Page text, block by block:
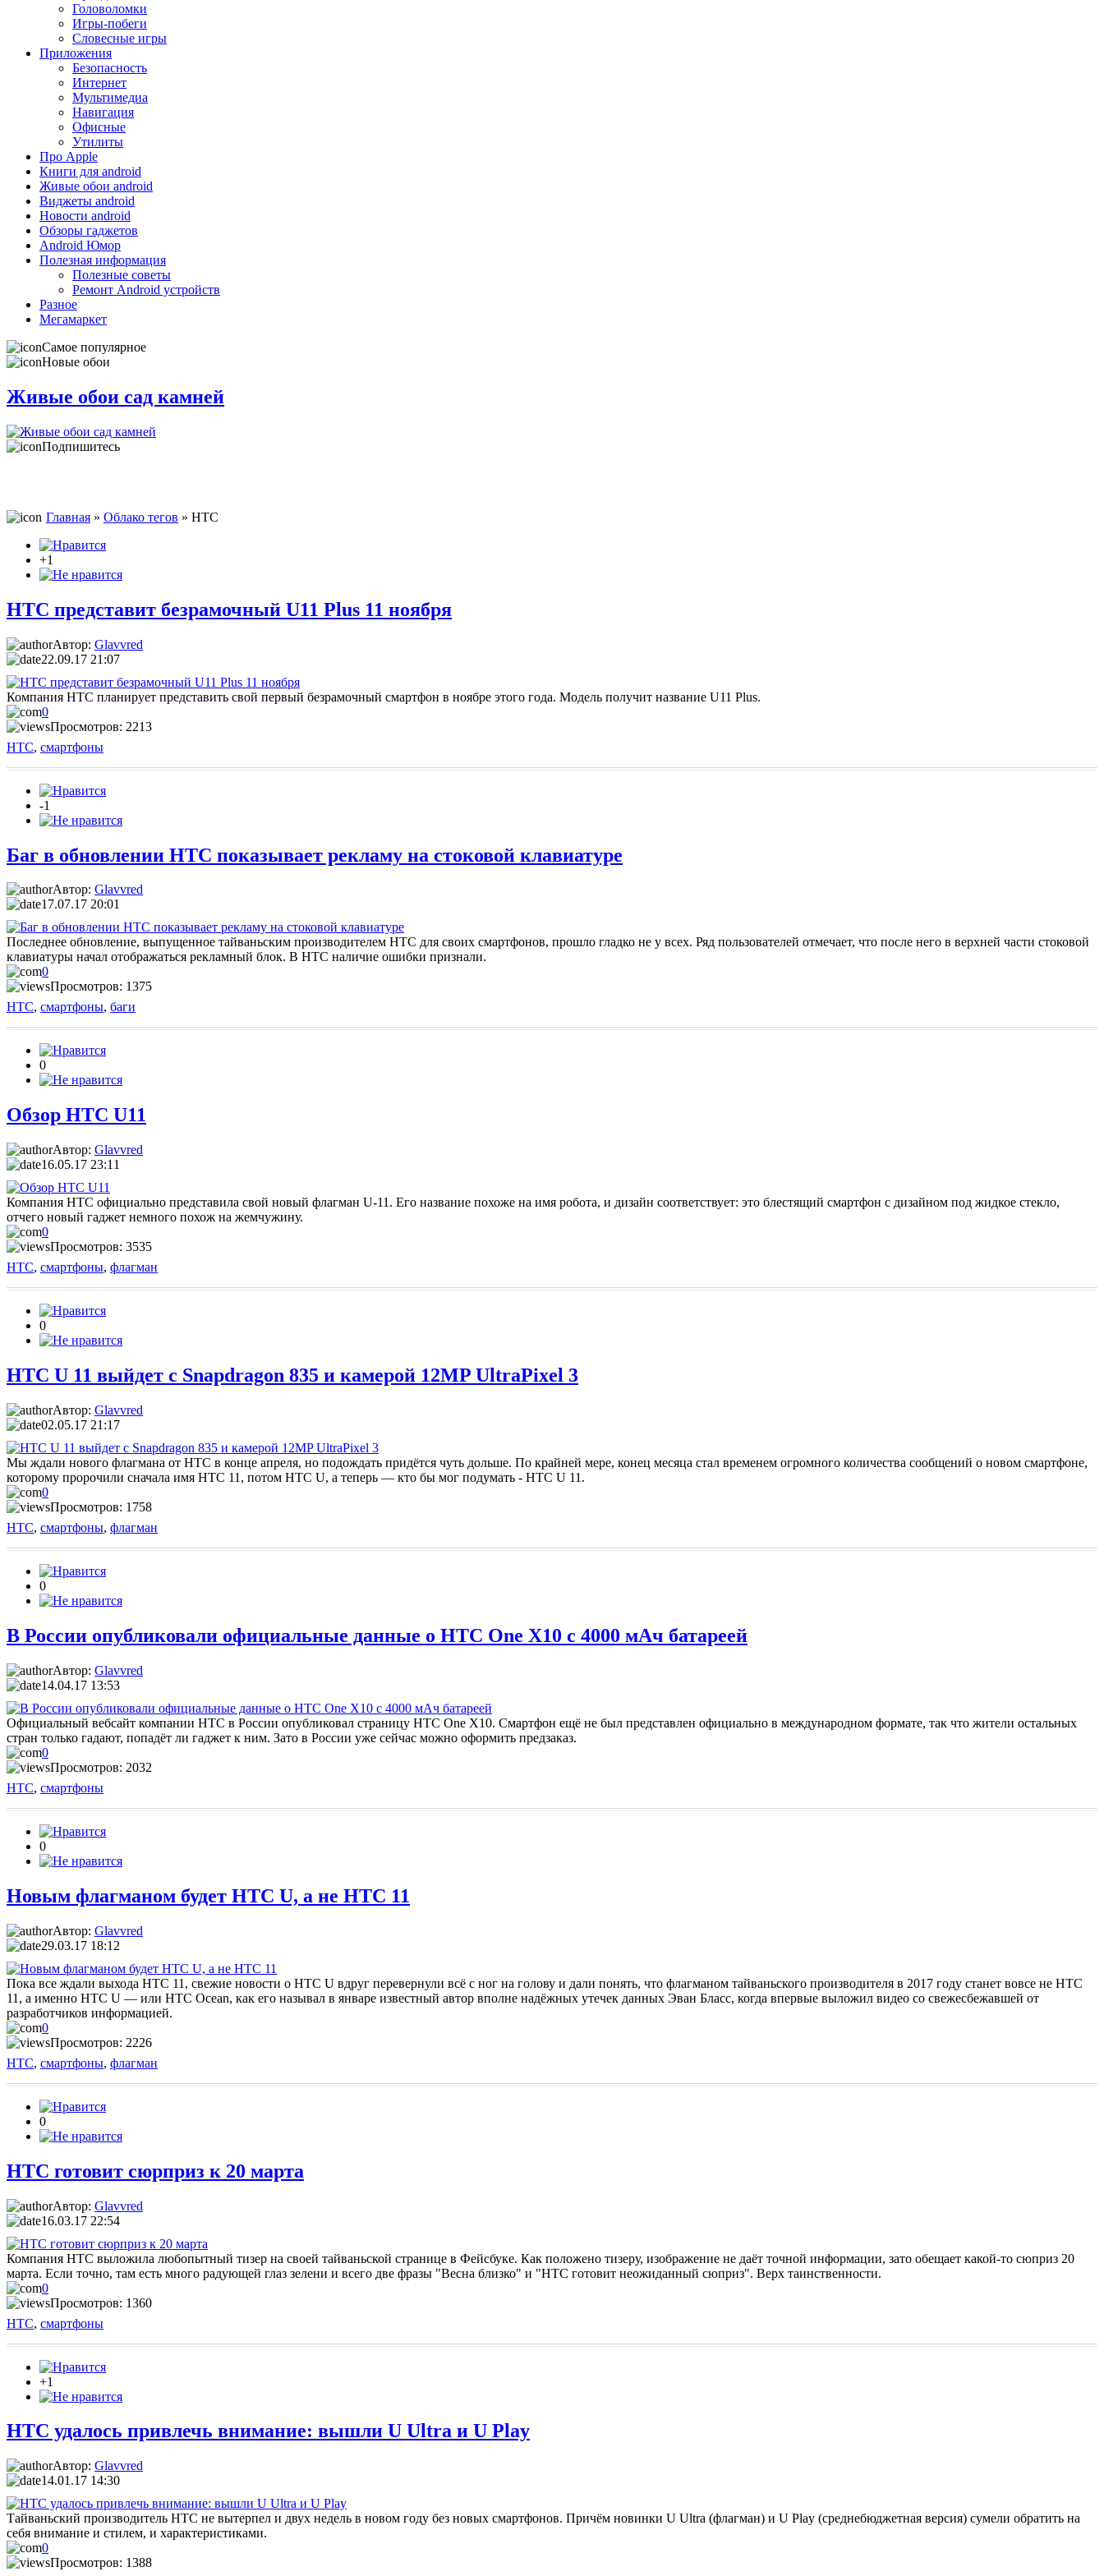
Головоломки
Игры-побеги
Словесные игры
Приложения
Безопасность
Интернет
Мультимедиа
Навигация
Офисные
Утилиты
Про Apple
Книги для android
Живые обои android
Виджеты android
Новости android
Обзоры гаджетов
Android Юмор
Полезная информация
Полезные советы
Ремонт Android устройств
Разное
Мегамаркет
Самое популярное
Новые обои
Живые обои сад камней
Подпишитесь
Главная » Облако тегов » HTC
+1
HTC представит безрамочный U11 Plus 11 ноября
Автор: Glavvred
22.09.17 21:07
Компания HTC планирует представить свой первый безрамочный смартфон в ноябре этого года. Модель получит название U11 Plus.
0
Просмотров: 2213
HTC, смартфоны
-1
Баг в обновлении HTC показывает рекламу на стоковой клавиатуре
Автор: Glavvred
17.07.17 20:01
Последнее обновление, выпущенное тайваньским производителем HTC для своих смартфонов, прошло гладко не у всех. Ряд пользователей отмечает, что после него в верхней части стоковой
клавиатуры начал отображаться рекламный блок. В HTC наличие ошибки признали.
0
Просмотров: 1375
HTC, смартфоны, баги
0
Обзор HTC U11
Автор: Glavvred
16.05.17 23:11
Компания HTC официально представила свой новый флагман U-11. Его название похоже на имя робота, и дизайн соответствует: это блестящий смартфон с дизайном под жидкое стекло,
отчего новый гаджет немного похож на жемчужину.
0
Просмотров: 3535
HTC, смартфоны, флагман
0
HTC U 11 выйдет с Snapdragon 835 и камерой 12MP UltraPixel 3
Автор: Glavvred
02.05.17 21:17
Мы ждали нового флагмана от HTC в конце апреля, но подождать придётся чуть дольше. По крайней мере, конец месяца стал временем огромного количества сообщений о новом смартфоне,
которому пророчили сначала имя HTC 11, потом HTC U, а теперь — кто бы мог подумать - HTC U 11.
0
Просмотров: 1758
HTC, смартфоны, флагман
0
В России опубликовали официальные данные о HTC One X10 с 4000 мАч батареей
Автор: Glavvred
14.04.17 13:53
Официальный вебсайт компании HTC в России опубликовал страницу HTC One X10. Смартфон ещё не был представлен официально в международном формате, так что жители остальных
стран только гадают, попадёт ли гаджет к ним. Зато в России уже сейчас можно оформить предзаказ.
0
Просмотров: 2032
HTC, смартфоны
0
Новым флагманом будет HTC U, а не HTC 11
Автор: Glavvred
29.03.17 18:12
Пока все ждали выхода HTC 11, свежие новости о HTC U вдруг перевернули всё с ног на голову и дали понять, что флагманом тайваньского производителя в 2017 году станет вовсе не HTC
11, а именно HTC U — или HTC Ocean, как его называл в январе известный автор вполне надёжных утечек данных Эван Бласс, когда впервые выложил видео со свежесбежавшей от
разработчиков информацией.
0
Просмотров: 2226
HTC, смартфоны, флагман
0
HTC готовит сюрприз к 20 марта
Автор: Glavvred
16.03.17 22:54
Компания HTC выложила любопытный тизер на своей тайваньской странице в Фейсбуке. Как положено тизеру, изображение не даёт точной информации, зато обещает какой-то сюприз 20
марта. Если точно, там есть много радующей глаз зелени и всего две фразы "Весна близко" и "HTC готовит неожиданный сюприз". Верх таинственности.
0
Просмотров: 1360
HTC, смартфоны
+1
HTC удалось привлечь внимание: вышли U Ultra и U Play
Автор: Glavvred
14.01.17 14:30
Тайваньский производитель HTC не вытерпел и двух недель в новом году без новых смартфонов. Причём новинки U Ultra (флагман) и U Play (среднебюджетная версия) сумели обратить на
себя внимание и стилем, и характеристиками.
0
Просмотров: 1388